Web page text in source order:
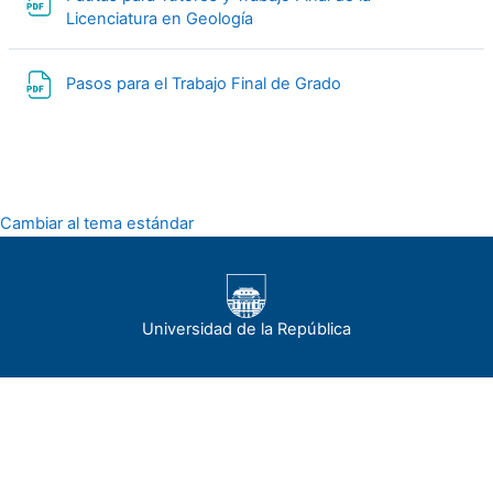
Licenciatura en Geología
Pasos para el Trabajo Final de Grado
Cambiar al tema estándar
Universidad de la República